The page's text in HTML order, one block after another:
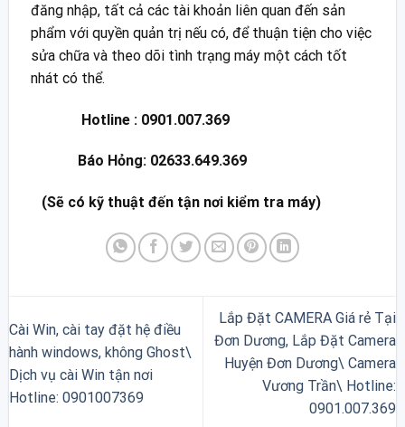
đăng nhập, tất cả các tài khoản liên quan đến sản
phẩm với quyền quản trị nếu có, để thuận tiện cho việc
sửa chữa và theo dõi tình trạng máy một cách tốt
nhát có thể.
Hotline : 0901.007.369
Báo Hỏng: 02633.649.369
(Sẽ có kỹ thuật đến tận nơi kiểm tra máy)
Cài Win, cài tay đặt hệ điều
hành windows, không Ghost\
Dịch vụ cài Win tận nơi
Hotline: 0901007369
Lắp Đặt CAMERA Giá rẻ Tại
Đơn Dương, Lắp Đặt Camera
Huyện Đơn Dương\ Camera
Vương Trần\ Hotline:
0901.007.369